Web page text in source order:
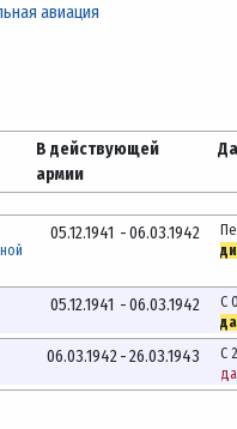
авиация
В действующей
армии
05.12.1941 -06.03.1942
05.12.1941 -06.03.1942 С
06.03.1942-26.03.1943 С